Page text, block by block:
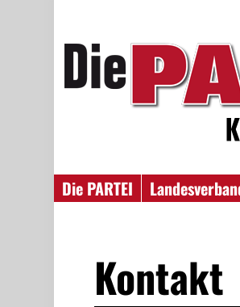
Die PARTEI
Kontakt